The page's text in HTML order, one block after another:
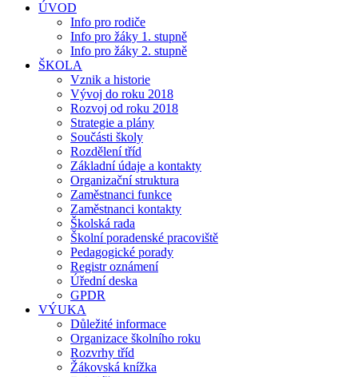
ÚVOD
Info pro rodiče
Info pro žáky 1. stupně
Info pro žáky 2. stupně
ŠKOLA
Vznik a historie
Vývoj do roku 2018
Rozvoj od roku 2018
Strategie a plány
Součásti školy
Rozdělení tříd
Základní údaje a kontakty
Organizační struktura
Zaměstnanci funkce
Zaměstnanci kontakty
Školská rada
Školní poradenské pracoviště
Pedagogické porady
Registr oznámení
Úřední deska
GPDR
VÝUKA
Důležité informace
Organizace školního roku
Rozvrhy tříd
Žákovská knížka